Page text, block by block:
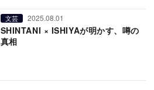
文芸 2025.08.01
SHINTANI × ISHIYAが明かす、噂の
真相